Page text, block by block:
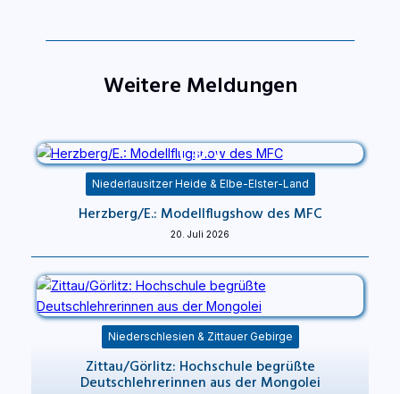
Weitere Meldungen
Niederlausitzer Heide & Elbe-Elster-Land
Herzberg/E.: Modellflugshow des MFC
20. Juli 2026
Niederschlesien & Zittauer Gebirge
Zittau/Görlitz: Hochschule begrüßte
Deutschlehrerinnen aus der Mongolei